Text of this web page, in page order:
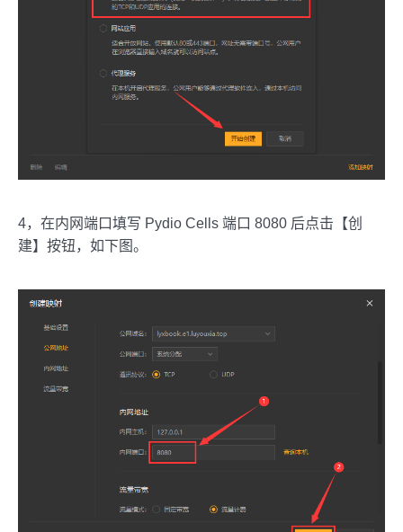
4，在内网端口填写 Pydio Cells 端口 8080 后点击【创
建】按钮，如下图。